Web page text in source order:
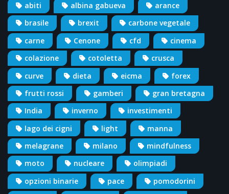
abiti albina gabueva
arance
brasile
brexit
carbone vegetale
carne
Cenone cfd
cinema
colazione
cotoletta
crusca
curve
dieta eicma
forex
frutti rossi
gamberi
gran bretagna
India
inverno
investimenti
lago dei cigni
light
manna
melagrane
milano
mindfulness
moto
nucleare
olimpiadi
opzioni binarie
pace
pomodorini